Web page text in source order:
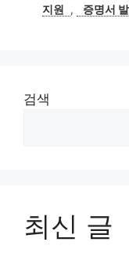
지원
, 증명서
검색
최신 글